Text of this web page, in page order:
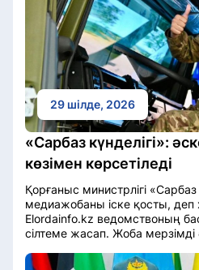
29 шілде, 2026
«Сарбаз күнделігі»:
көзімен көрсетіледі
Қорғаныс министрлігі
медиажобаны іске қосты, деп
Elordainfo.kz ведомствоның
сілтеме жасап. Жоба мерзімді